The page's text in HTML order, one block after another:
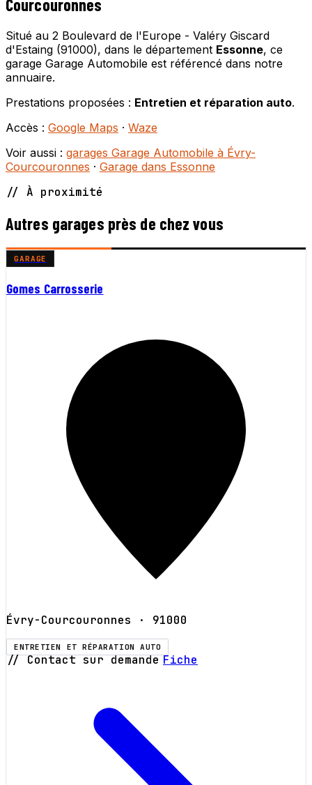
Courcouronnes
Situé au 2 Boulevard de l'Europe - Valéry Giscard
d'Estaing (91000), dans le département Essonne, ce
garage Garage Automobile est référencé dans notre
annuaire.
Prestations proposées : Entretien et réparation auto.
Accès : Google Maps · Waze
Voir aussi : garages Garage Automobile à Évry-
Courcouronnes · Garage dans Essonne
// À proximité
Autres garages près de chez vous
GARAGE
Gomes Carrosserie
Évry-Courcouronnes · 91000
ENTRETIEN ET RÉPARATION AUTO
// Contact sur demande Fiche